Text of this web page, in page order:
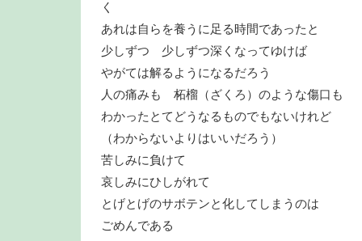
く
あれは自らを養うに足る時間であったと
少しずつ 少しずつ深くなってゆけば
やがては解るようになるだろう
人の痛みも 柘榴（ざくろ）のような傷口も
わかったとてどうなるものでもないけれど
（わからないよりはいいだろう）
苦しみに負けて
哀しみにひしがれて
とげとげのサボテンと化してしまうのは
ごめんである